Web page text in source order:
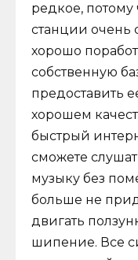
редкое, потому
станции очень
хорошо
собственную
предоставить
хорошем
быстрый
сможете
музыку без
больше не
двигать
шипение. Все